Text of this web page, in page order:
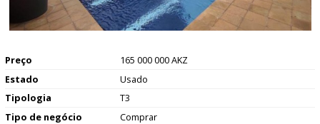
Preço
165 000 000 AKZ
Estado
Usado
Tipologia
T3
Tipo de negócio
Comprar